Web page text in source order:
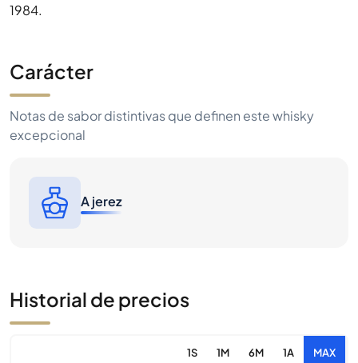
1984.
Carácter
Notas de sabor distintivas que definen este whisky
excepcional
A jerez
Historial de precios
1S 1M 6M 1A MAX